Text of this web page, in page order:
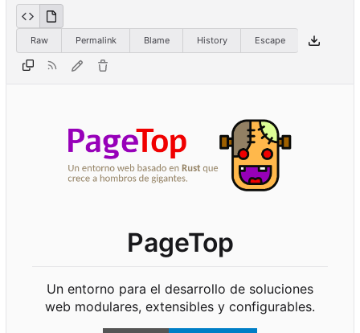
Raw Permalink Blame History Escape
PageTop
Un entorno para el desarrollo de soluciones
web modulares, extensibles y configurables.